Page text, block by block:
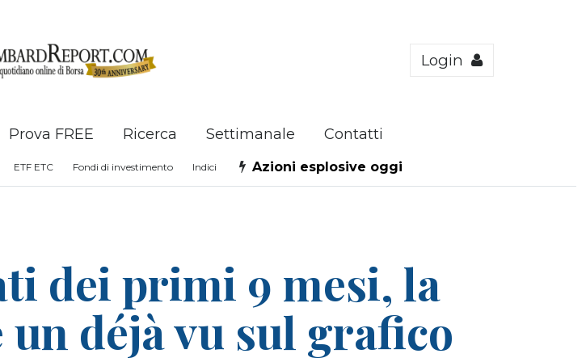
Login
Prova FREE Ricerca Settimanale Contatti
ETF ETC Fondi di investimento Indici Azioni esplosive oggi
dei primi 9 mesi, la
déjà vu sul grafico